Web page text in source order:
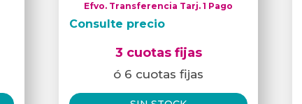
Efvo. Transferencia Tarj. 1 Pago
Consulte precio
3 cuotas fijas
ó 6 cuotas fijas